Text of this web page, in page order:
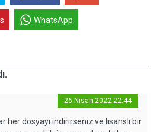
WhatsApp
26 Nisan 2022 22:44
her dosyayı indirirseniz ve lisanslı bir